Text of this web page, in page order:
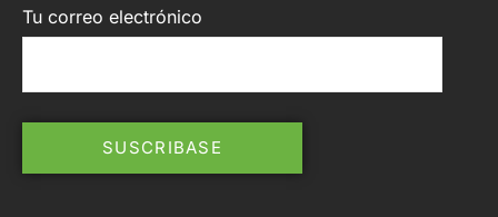
Tu correo electrónico